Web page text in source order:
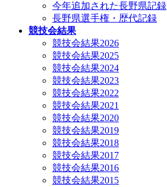
今年追加された長野県記録
長野県選手権・歴代記録
競技会結果
競技会結果2026
競技会結果2025
競技会結果2024
競技会結果2023
競技会結果2022
競技会結果2021
競技会結果2020
競技会結果2019
競技会結果2018
競技会結果2017
競技会結果2016
競技会結果2015